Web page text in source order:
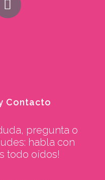
Contacto
pregunta o
habla con
todo oídos!